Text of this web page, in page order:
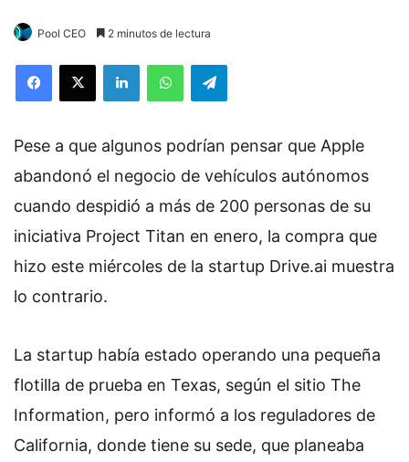
Pool CEO 2 minutos de lectura
Pese a que algunos podrían pensar que Apple
abandonó el negocio de vehículos autónomos
cuando despidió a más de 200 personas de su
iniciativa Project Titan en enero, la compra que
hizo este miércoles de la startup Drive.ai muestra
lo contrario.
La startup había estado operando una pequeña
flotilla de prueba en Texas, según el sitio The
Information, pero informó a los reguladores de
California, donde tiene su sede, que planeaba